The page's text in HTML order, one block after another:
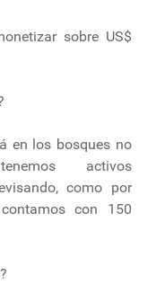
sobre US$
en los bosques no
activos
como por
con 150